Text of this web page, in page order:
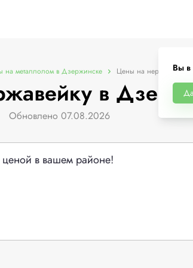
Вы в
Да
на металлолом в Дзержинске Цены на нержавейку
в
Обновлено 07.08.2026
в вашем районе!